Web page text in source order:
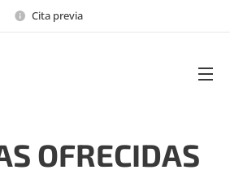
Cita previa
OFRECIDAS